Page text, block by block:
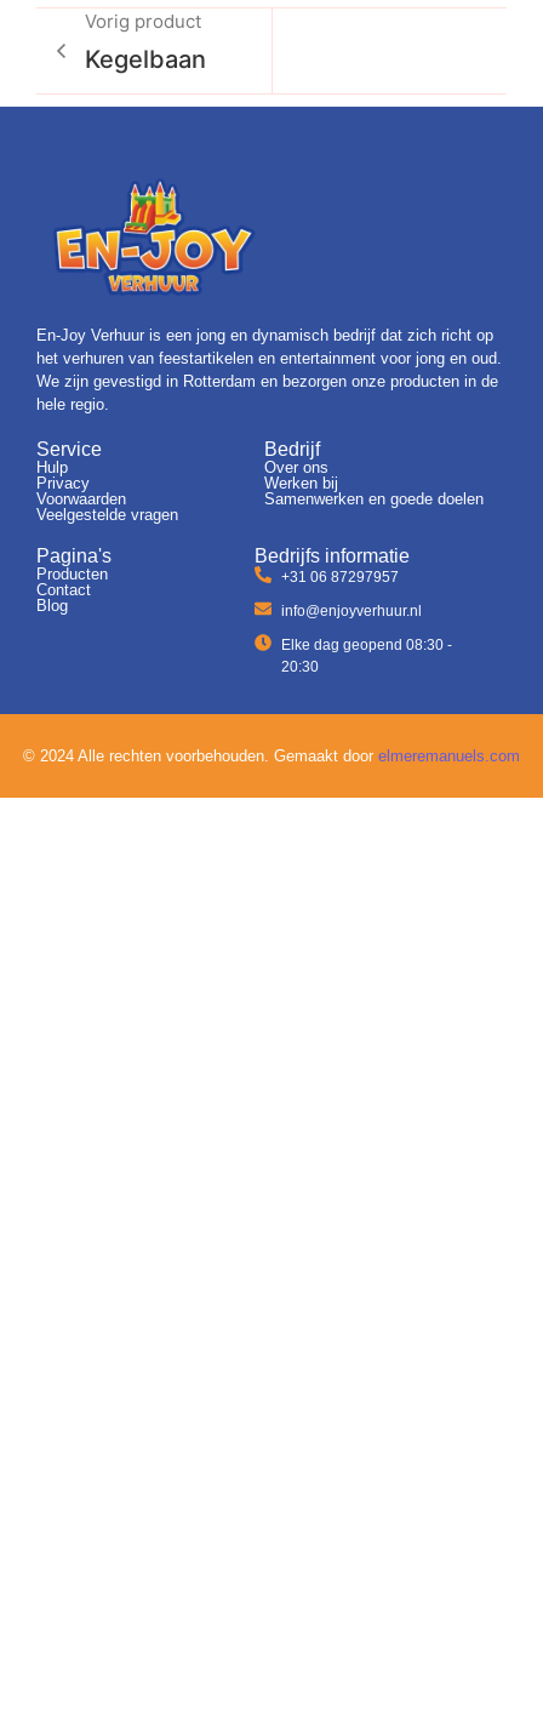
Vorig product
Kegelbaan
En-Joy Verhuur is een jong en dynamisch bedrijf dat zich richt op
het verhuren van feestartikelen en entertainment voor jong en oud.
We zijn gevestigd in Rotterdam en bezorgen onze producten in de
hele regio.
Service
Hulp
Privacy
Voorwaarden
Veelgestelde vragen
Bedrijf
Over ons
Werken bij
Samenwerken en goede doelen
Pagina's
Producten
Contact
Blog
Bedrijfs informatie
+31 06 87297957
info@enjoyverhuur.nl
Elke dag geopend 08:30 -
20:30
© 2024 Alle rechten voorbehouden. Gemaakt door elmeremanuels.com